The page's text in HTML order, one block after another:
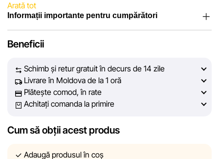
Arată tot
Informații importante pentru cumpărători
încrederea clienților noștri. În fiecare zi depunem eforturi
prezentate pe site să fie cât mai complete, obiective și
actuale. Scopul nostru este să vă oferim informații corecte și
veridice, pentru ca dvs. să puteți lua cea mai bună decizie
de cumpărare.
Cu toate acestea, în ciuda controlului constant, Sportlandia
afișate pe site, din cauza unor posibile erori tehnice sau
Beneficii
Schimb și retur gratuit în decurs de 14 zile
Livrare în Moldova de la 1 oră
Plătește comod, în rate
Achitați comanda la primire
Cum să obții acest produs
Adaugă produsul în coș